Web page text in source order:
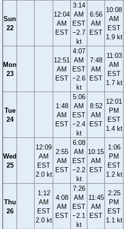
Sun
22
12:04
AM
EST
3:14
AM
EST
−2.7
kt
6:56
AM
EST
10:08
AM
EST
1.9 kt
Mon
23
12:51
AM
EST
4:07
AM
EST
−2.6
kt
7:48
AM
EST
11:03
AM
EST
1.7 kt
Tue
24
1:48
AM
EST
5:06
AM
EST
−2.4
kt
8:52
AM
EST
12:01
PM
EST
1.4 kt
Wed
25
12:09
AM
EST
2.0 kt
2:55
AM
EST
6:08
AM
EST
−2.2
kt
10:15
AM
EST
1:06
PM
EST
1.2 kt
Thu
26
1:12
AM
EST
2.0 kt
4:08
AM
EST
7:26
AM
EST
−2.1
kt
11:45
AM
EST
2:25
PM
EST
1.1 kt